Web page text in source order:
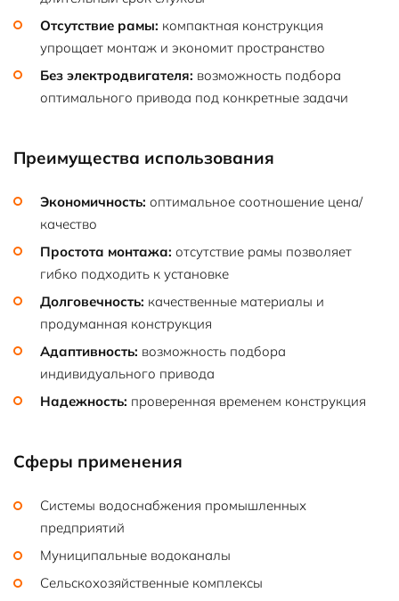
Отсутствие рамы: компактная конструкция
упрощает монтаж и экономит пространство
Без электродвигателя: возможность подбора
оптимального привода под конкретные задачи
Преимущества использования
Экономичность: оптимальное соотношение цена/
качество
Простота монтажа: отсутствие рамы позволяет
гибко подходить к установке
Долговечность: качественные материалы и
продуманная конструкция
Адаптивность: возможность подбора
индивидуального привода
Надежность: проверенная временем конструкция
Сферы применения
Системы водоснабжения промышленных
предприятий
Муниципальные водоканалы
Сельскохозяйственные комплексы